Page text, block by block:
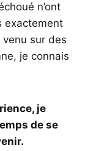
n’ont
exactement
venu sur des
je connais
je
de se